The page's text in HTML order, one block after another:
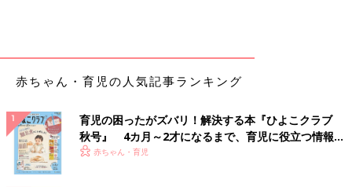
赤ちゃん・育児の人気記事ランキング
育児の困ったがズバリ！解決する本『ひよこクラブ
秋号』 4カ月～2才になるまで、育児に役立つ情報が
いっぱい！
赤ちゃん・育児